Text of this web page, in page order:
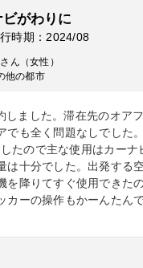
がわりに
時期：2024/08
ん（女性）
他の都市
しました。滞在先のオア
でも全く問題なしでした
たので主な使用はカーナ
は十分でした。出発する
を降りてすぐ使用できた
カーの操作もかーんたんで